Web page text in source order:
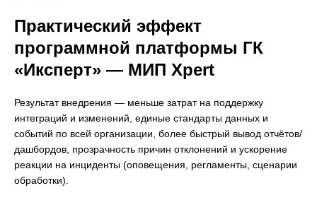
Практический эффект
программной платформы ГК
«Иксперт» — МИП Xpert
Результат внедрения — меньше затрат на поддержку
интеграций и изменений, единые стандарты данных и
событий по всей организации, более быстрый вывод отчётов/
дашбордов, прозрачность причин отклонений и ускорение
реакции на инциденты (оповещения, регламенты, сценарии
обработки).